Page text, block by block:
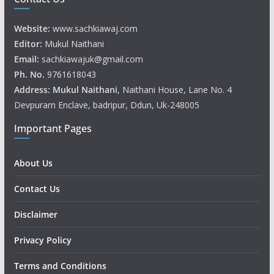
Website: www.sachkiawaj.com
Editor: Mukul Naithani
Email: sachkiawajuk@gmail.com
Ph. No. 9761618043
Address: Mukul Naithani, Naithani House, Lane No. 4
Devpuram Enclave, badripur, Ddun, Uk-248005
Important Pages
About Us
Contact Us
Disclaimer
Privacy Policy
Terms and Conditions